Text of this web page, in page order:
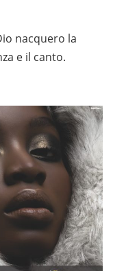
nacquero la
e il canto.